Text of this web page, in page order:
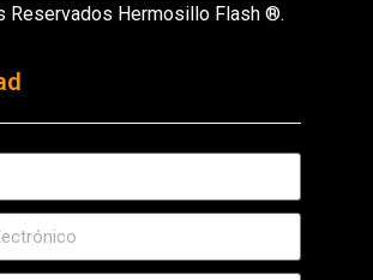
Reservados Hermosillo Flash ®.